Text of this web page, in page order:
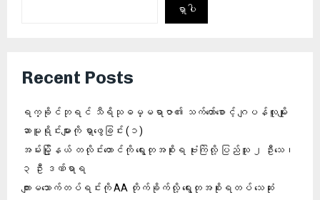
ရှာပါ
Recent Posts
ရက္ခိုင်ဘုရင် သီရိသုဓမ္မရာဇာ၏ သက်တော်စောင့် ဂျပန်လူမျိုး
ဆာမူရိုင်းများကို ရှာဖွေခြင်း (၁)
အမ်းမြို့နယ် တလိုင်းတောင်ကို ရွေးတုအစိုးရ ဗုံးကြဲလို့ ပြည်သူ ၂ ဦးသေ၊
၃ ဦး ဒဏ်ရာရ
ကျားမသောက်တပ်ရင်းကို AA တိုက်ခိုက်လို့ ရွေးတုအစိုးရတပ် သေဆုံး